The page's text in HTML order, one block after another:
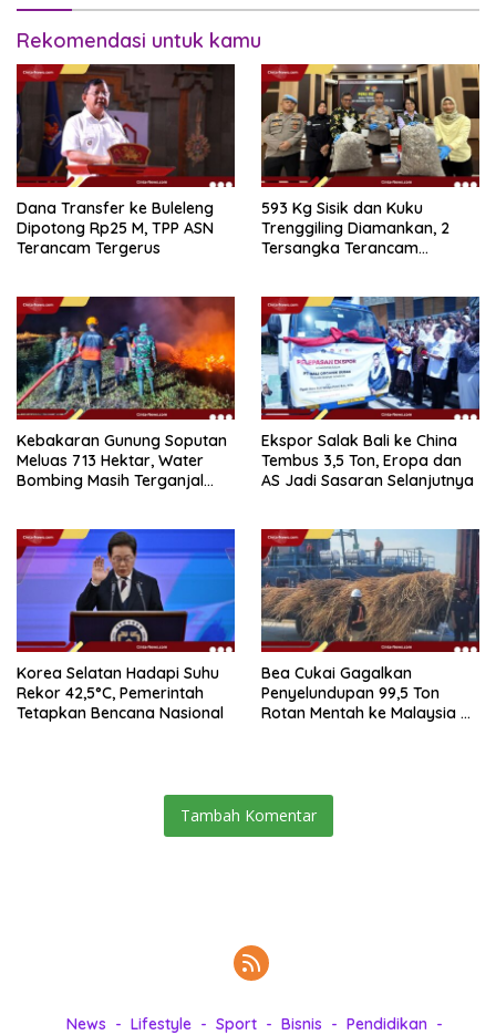
Rekomendasi untuk kamu
Dana Transfer ke Buleleng
Dipotong Rp25 M, TPP ASN
Terancam Tergerus
593 Kg Sisik dan Kuku
Trenggiling Diamankan, 2
Tersangka Terancam
Kebakaran Gunung Soputan
Meluas 713 Hektar, Water
Bombing Masih Terganjal
Ekspor Salak Bali ke China
Tembus 3,5 Ton, Eropa dan
AS Jadi Sasaran Selanjutnya
Korea Selatan Hadapi Suhu
Rekor 42,5°C, Pemerintah
Tetapkan Bencana Nasional
Bea Cukai Gagalkan
Penyelundupan 99,5 Ton
Rotan Mentah ke Malaysia di
Tambah Komentar
News Lifestyle Sport Bisnis Pendidikan